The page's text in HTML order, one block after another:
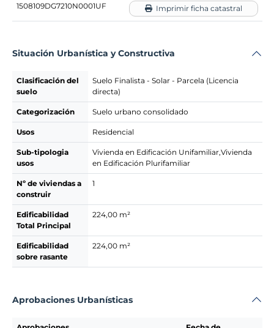
1508109DG7210N0001UF Imprimir ficha catastral
Situación Urbanística y Constructiva
Clasificación del
suelo
Suelo Finalista - Solar - Parcela (Licencia
directa)
Categorización Suelo urbano consolidado
Usos Residencial
Sub-tipologia
usos
Vivienda en Edificación Unifamiliar,Vivienda
en Edificación Plurifamiliar
Nº de viviendas a
construir
1
Edificabilidad
Total Principal
224,00 m²
Edificabilidad
sobre rasante
224,00 m²
Aprobaciones Urbanísticas